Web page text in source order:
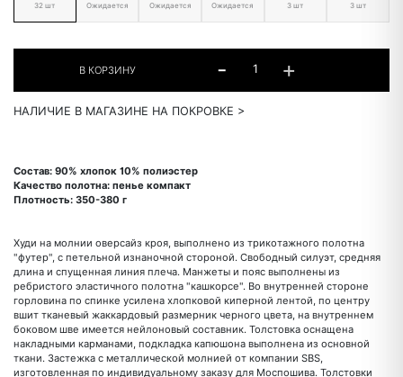
32 шт Ожидается Ожидается Ожидается 3 шт 3 шт
НАЛИЧИЕ В МАГАЗИНЕ НА ПОКРОВКЕ >
Состав: 90% хлопок 10% полиэстер
Качество полотна: пенье компакт
Плотность: 350-380 г
Худи на молнии оверсайз кроя, выполнено из трикотажного полотна
"футер", с петельной изнаночной стороной. Свободный силуэт, средняя
длина и спущенная линия плеча. Манжеты и пояс выполнены из
ребристого эластичного полотна "кашкорсе". Во внутренней стороне
горловина по спинке усилена хлопковой киперной лентой, по центру
вшит тканевый жаккардовый размерник черного цвета, на внутреннем
боковом шве имеется нейлоновый составник. Толстовка оснащена
накладными карманами, подкладка капюшона выполнена из основной
ткани. Застежка с металлической молнией от компании SBS,
изготовленная по индивидуальному заказу для Моспошива. Толстовки